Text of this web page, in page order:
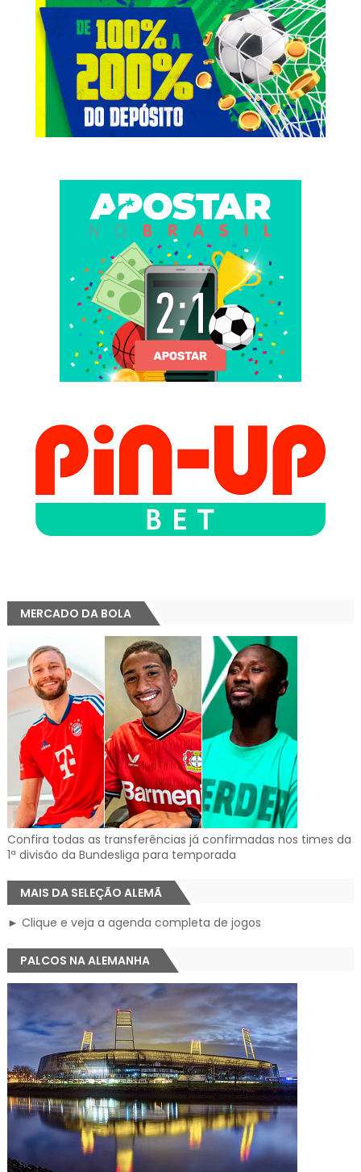
MERCADO DA BOLA
Confira todas as transferências já confirmadas nos times da
1ª divisão da Bundesliga para temporada
MAIS DA SELEÇÃO ALEMÃ
► Clique e veja a agenda completa de jogos
PALCOS NA ALEMANHA